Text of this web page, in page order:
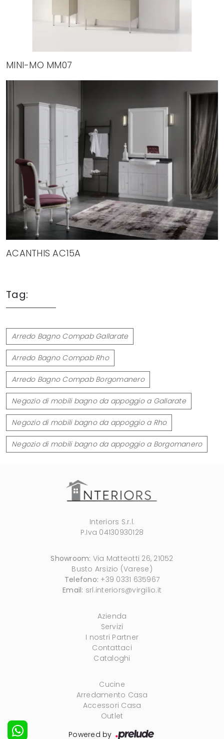
MINI-MO MM07
ACANTHIS AC15A
Tag:
Arredo Bagno Compab Gallarate
Arredo Bagno Compab Rho
Arredo Bagno Compab Borgomanero
Negozio di mobili bagno da appoggio a Gallarate
Negozio di mobili bagno da appoggio a Rho
Negozio di mobili bagno da appoggio a Borgomanero
Interiors S.r.l.
P.Iva 04130930128
Showroom: Via Matteotti 26, 21052
Busto Arsizio (Varese)
Telefono: +39 0331 635967
Email: srl.interiors@virgilio.it
Azienda
Servizi
I nostri Partner
Contattaci
Cataloghi
Cucine
Arredamento Casa
Accessori Casa
Outlet
Powered by